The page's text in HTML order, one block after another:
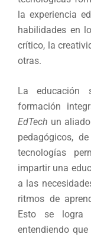
la experiencia
habilidades en
crítico, la
otras.
La educación
formación
EdTech un
pedagógicos,
tecnologías
impartir una
a las
ritmos de
Esto se logra
entendiendo